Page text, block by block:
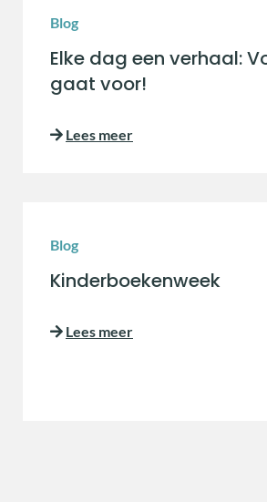
Blog
Elke dag een verhaal:
gaat voor!
Lees meer
Blog
Kinderboekenweek
Lees meer